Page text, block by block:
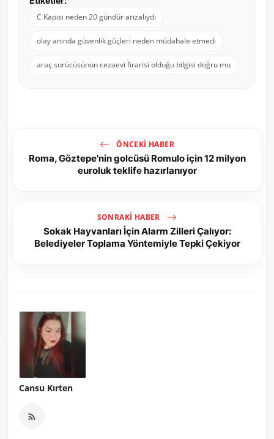
C Kapısı neden 20 gündür arızalıydı
olay anında güvenlik güçleri neden müdahale etmedi
araç sürücüsünün cezaevi firarisi olduğu bilgisi doğru mu
ÖNCEKI HABER
Roma, Göztepe'nin golcüsü Romulo için 12 milyon
euroluk teklife hazırlanıyor
SONRAKI HABER
Sokak Hayvanları İçin Alarm Zilleri Çalıyor:
Belediyeler Toplama Yöntemiyle Tepki Çekiyor
Cansu Kırten